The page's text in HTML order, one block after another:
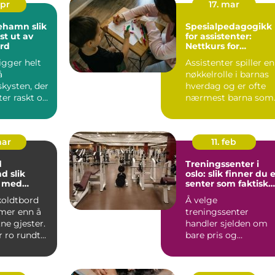
slik
ut av
helt
der
raskt og
17. mar
Spesialpedagogikk
for assistenter:
Nettkurs for
Assistenter spiller en
nøkkelrolle i barnas
hverdag og er ofte
nærmest barna som
enn å
gjester.
ro rundt
11. feb
Treningssenter i
oslo: slik finner du
senter som faktisk
blir brukt
Å velge
treningssenter
handler sjelden om
bare pris og
oppdager raskt at
avstanden...